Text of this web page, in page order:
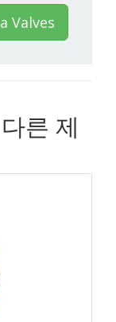
Valves
른 제